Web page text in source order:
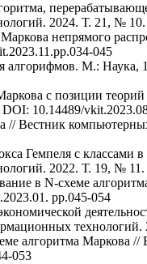
2024. Т. 21, №
непрямого
045
М.: Наука,
с позиции
10.14489/
// Вестник
Гемпеля с
2022. Т. 19, № 11.
в N-схеме
pp.045-054
алгоритма Маркова
053